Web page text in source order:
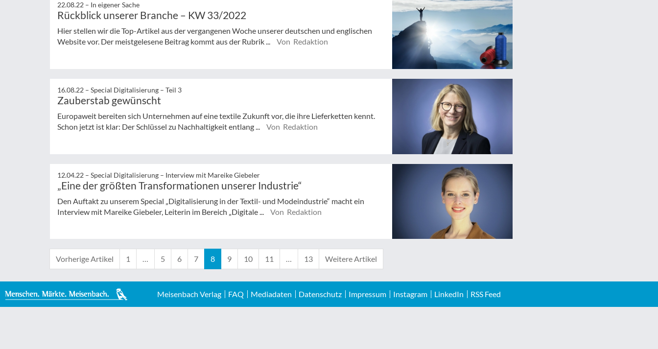
22.08.22 – In eigener Sache
Rückblick unserer Branche – KW 33/2022
Hier stellen wir die Top-Artikel aus der vergangenen Woche unserer deutschen und englischen
Website vor. Der meistgelesene Beitrag kommt aus der Rubrik ...
Von Redaktion
16.08.22 – Special Digitalisierung – Teil 3
Zauberstab gewünscht
Europaweit bereiten sich Unternehmen auf eine textile Zukunft vor, die ihre Lieferketten kennt.
Schon jetzt ist klar: Der Schlüssel zu Nachhaltigkeit entlang ...
Von Redaktion
12.04.22 – Special Digitalisierung – Interview mit Mareike Giebeler
„Eine der größten Transformationen unserer Industrie“
Den Auftakt zu unserem Special „Digitalisierung in der Textil- und Modeindustrie“ macht ein
Interview mit Mareike Giebeler, Leiterin im Bereich „Digitale ...
Von Redaktion
Vorherige Artikel 1 … 5 6 7 8 9 10 11 … 13 Weitere Artikel
Meisenbach Verlag FAQ Mediadaten Datenschutz Impressum Instagram LinkedIn RSS Feed